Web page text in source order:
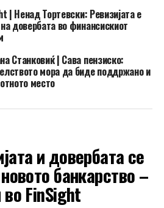
| Ненад Тортевски: Ревизијата е
довербата во финансискиот
Станковиќ | Сава пензиско:
мора да биде поддржано и
место
и довербата се
банкарство –
FinSight